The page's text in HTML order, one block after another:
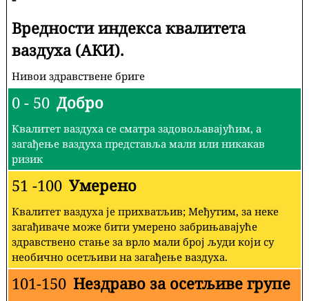
Вредности индекса квалитета
ваздуха (АКИ).
Нивои здравствене бриге
0 - 50 Добро
Квалитет ваздуха се сматра задовољавајућим, а
загађење ваздуха представља мали или никакав
ризик
51 -100 Умерено
Квалитет ваздуха је прихватљив; Међутим, за неке
загађиваче може бити умерено забрињавајуће
здравствено стање за врло мали број људи који су
необично осетљиви на загађење ваздуха.
101-150 Нездраво за осетљиве групе